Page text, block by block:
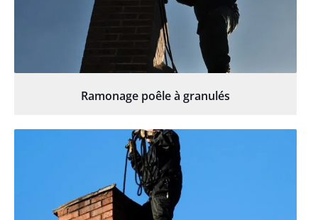
Ramonage poêle à granulés